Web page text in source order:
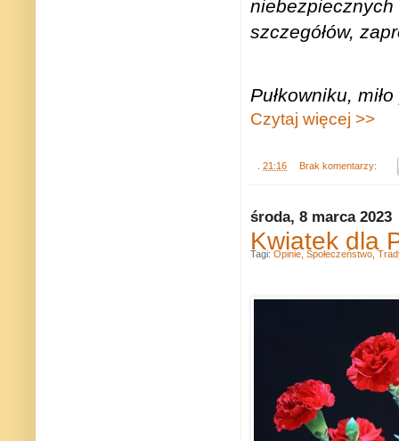
szczegółów,
Pułkowniku,
Czytaj więcej >>
21:16 Brak komentarzy:
środa, 8 marca 2023
Kwiatek dla
Tagi: Opinie Społeczeństwo